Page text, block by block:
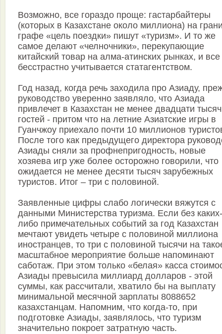
Возможно, все гораздо проще: гастарбайтеры
(которых в Казахстане около миллиона) на
графе «цель поездки» пишут «туризм». И то же
самое делают «челночники», перекупающие
китайский товар на алма-атинских рынках, и все
бесстрастно учитывается статагентством.
Год назад, когда речь заходила про Азиаду,
руководство уверенно заявляло, что Азиада
привлечет в Казахстан не менее двадцати тысяч
гостей - притом что на летние Азиатские игры в
Гуанчжоу приехало почти 10 миллионов
После того как предыдущего директора
Азиады сняли за профнепригодность, новые
хозяева игр уже более осторожно говорили, что
ожидается не менее десяти тысяч зарубежных
туристов. Итог – три с половиной.
Заявленные цифры слабо логически вяжутся с
данными Министерства туризма. Если без каких-
либо примечательных событий за год Казахстан
мечтают увидеть четыре с половиной миллиона
иностранцев, то три с половиной тысячи на
масштабное мероприятие больше напоминают
саботаж. При этом только «белая» касса
Азиады превысила миллиард долларов - этой
суммы, как рассчитали, хватило бы на выплату
минимальной месячной зарплаты 8088652
казахстанцам. Напомним, что когда-то, при
подготовке Азиады, заявлялось, что туризм
значительно покроет затратную часть.